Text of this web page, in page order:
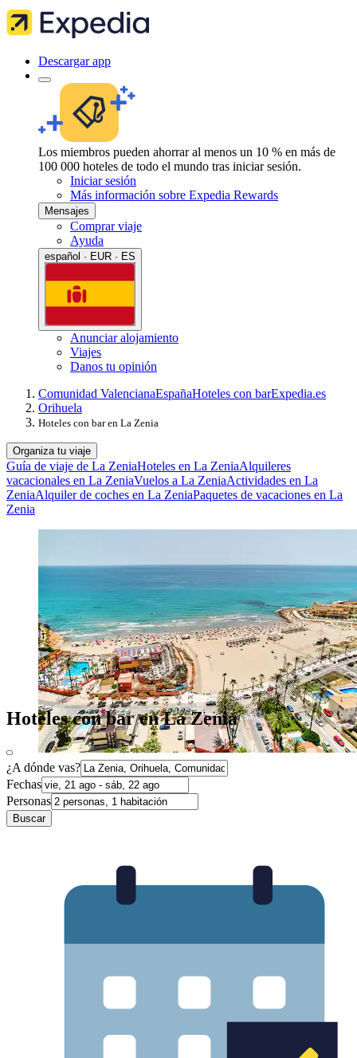
Descargar app
Los miembros pueden ahorrar al menos un 10 % en más de
100 000 hoteles de todo el mundo tras iniciar sesión.
Iniciar sesión
Más información sobre Expedia Rewards
Mensajes
Comprar viaje
Ayuda
español · EUR · ES
Anunciar alojamiento
Viajes
Danos tu opinión
Comunidad ValencianaEspañaHoteles con barExpedia.es
Orihuela
Hoteles con bar en La Zenia
Organiza tu viaje
Guía de viaje de La ZeniaHoteles en La ZeniaAlquileres
vacacionales en La ZeniaVuelos a La ZeniaActividades en La
ZeniaAlquiler de coches en La ZeniaPaquetes de vacaciones en La
Zenia
Hoteles con bar en La Zenia
¿A dónde vas?
Fechas
Personas
Buscar